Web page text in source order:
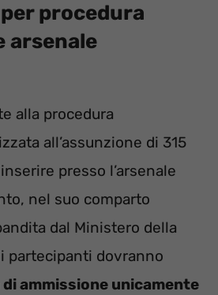
procedura
arsenale
alla procedura
all’assunzione di 315
presso l’arsenale
nel suo comparto
dal Ministero della
partecipanti dovranno
ammissione unicamente